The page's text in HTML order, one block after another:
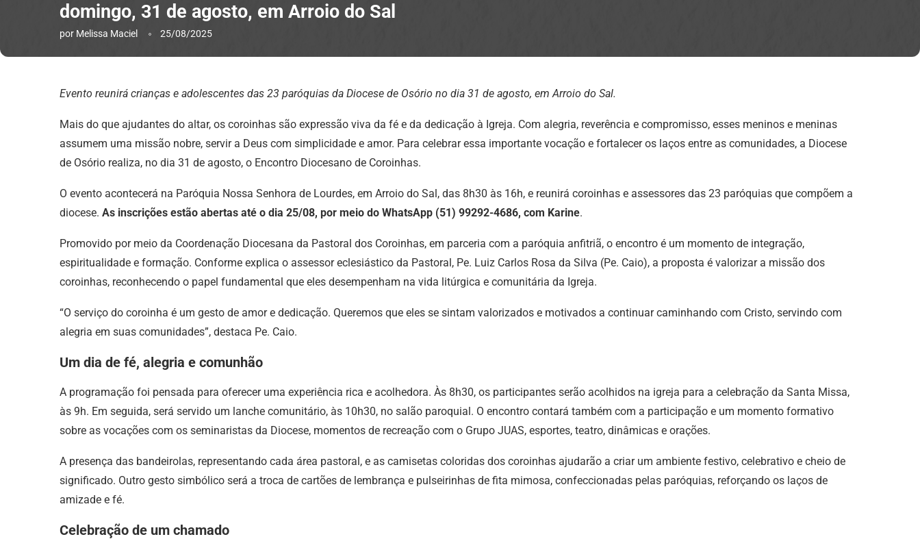
domingo, 31 de agosto, em Arroio do Sal
por Melissa Maciel 25/08/2025
Evento reunirá crianças e adolescentes das 23 paróquias da Diocese de Osório no dia 31 de agosto, em Arroio do Sal.
Mais do que ajudantes do altar, os coroinhas são expressão viva da fé e da dedicação à Igreja. Com alegria, reverência e compromisso, esses meninos e meninas
assumem uma missão nobre, servir a Deus com simplicidade e amor. Para celebrar essa importante vocação e fortalecer os laços entre as comunidades, a Diocese
de Osório realiza, no dia 31 de agosto, o Encontro Diocesano de Coroinhas.
O evento acontecerá na Paróquia Nossa Senhora de Lourdes, em Arroio do Sal, das 8h30 às 16h, e reunirá coroinhas e assessores das 23 paróquias que compõem a
diocese. As inscrições estão abertas até o dia 25/08, por meio do WhatsApp (51) 99292-4686, com Karine.
Promovido por meio da Coordenação Diocesana da Pastoral dos Coroinhas, em parceria com a paróquia anfitriã, o encontro é um momento de integração,
espiritualidade e formação. Conforme explica o assessor eclesiástico da Pastoral, Pe. Luiz Carlos Rosa da Silva (Pe. Caio), a proposta é valorizar a missão dos
coroinhas, reconhecendo o papel fundamental que eles desempenham na vida litúrgica e comunitária da Igreja.
“O serviço do coroinha é um gesto de amor e dedicação. Queremos que eles se sintam valorizados e motivados a continuar caminhando com Cristo, servindo com
alegria em suas comunidades”, destaca Pe. Caio.
Um dia de fé, alegria e comunhão
A programação foi pensada para oferecer uma experiência rica e acolhedora. Às 8h30, os participantes serão acolhidos na igreja para a celebração da Santa Missa,
às 9h. Em seguida, será servido um lanche comunitário, às 10h30, no salão paroquial. O encontro contará também com a participação e um momento formativo
sobre as vocações com os seminaristas da Diocese, momentos de recreação com o Grupo JUAS, esportes, teatro, dinâmicas e orações.
A presença das bandeirolas, representando cada área pastoral, e as camisetas coloridas dos coroinhas ajudarão a criar um ambiente festivo, celebrativo e cheio de
significado. Outro gesto simbólico será a troca de cartões de lembrança e pulseirinhas de fita mimosa, confeccionadas pelas paróquias, reforçando os laços de
amizade e fé.
Celebração de um chamado